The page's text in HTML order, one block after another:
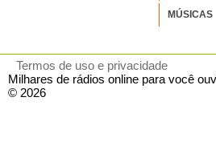
MÚSICAS
Termos de uso e privacidade
Milhares de rádios online para você
© 2026